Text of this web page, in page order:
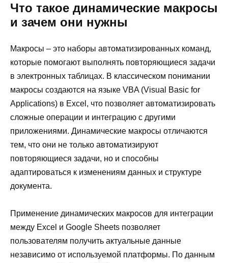
Что такое динамические макросы
и зачем они нужны
Макросы – это наборы автоматизированных команд,
которые помогают выполнять повторяющиеся задачи
в электронных таблицах. В классическом понимании
макросы создаются на языке VBA (Visual Basic for
Applications) в Excel, что позволяет автоматизировать
сложные операции и интеграцию с другими
приложениями. Динамические макросы отличаются
тем, что они не только автоматизируют
повторяющиеся задачи, но и способны
адаптироваться к изменениям данных и структуре
документа.
Применение динамических макросов для интеграции
между Excel и Google Sheets позволяет
пользователям получить актуальные данные
независимо от используемой платформы. По данным